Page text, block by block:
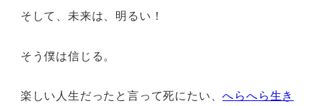
そして、未来は、明るい！
そう僕は信じる。
楽しい人生だったと言って死にたい、へらへら生き